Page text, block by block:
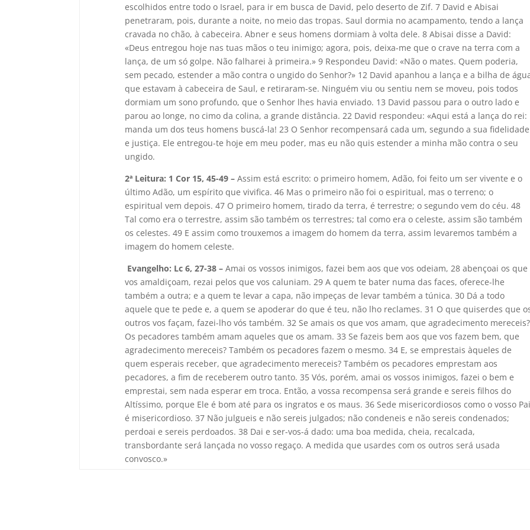
escolhidos entre todo o Israel, para ir em busca de David, pelo deserto de Zif. 7 David e Abisai
penetraram, pois, durante a noite, no meio das tropas. Saul dormia no acampamento, tendo a lança
cravada no chão, à cabeceira. Abner e seus homens dormiam à volta dele. 8 Abisai disse a David:
«Deus entregou hoje nas tuas mãos o teu inimigo; agora, pois, deixa-me que o crave na terra com a
lança, de um só golpe. Não falharei à primeira.» 9 Respondeu David: «Não o mates. Quem poderia,
sem pecado, estender a mão contra o ungido do Senhor?» 12 David apanhou a lança e a bilha de
que estavam à cabeceira de Saul, e retiraram-se. Ninguém viu ou sentiu nem se moveu, pois todos
dormiam um sono profundo, que o Senhor lhes havia enviado. 13 David passou para o outro lado e
parou ao longe, no cimo da colina, a grande distância. 22 David respondeu: «Aqui está a lança do rei:
manda um dos teus homens buscá-la! 23 O Senhor recompensará cada um, segundo a sua fidelidade
e justiça. Ele entregou-te hoje em meu poder, mas eu não quis estender a minha mão contra o seu
ungido.
2ª Leitura: 1 Cor 15, 45-49 – Assim está escrito: o primeiro homem, Adão, foi feito um ser vivente e o
último Adão, um espírito que vivifica. 46 Mas o primeiro não foi o espiritual, mas o terreno; o
espiritual vem depois. 47 O primeiro homem, tirado da terra, é terrestre; o segundo vem do céu. 48
Tal como era o terrestre, assim são também os terrestres; tal como era o celeste, assim são também
os celestes. 49 E assim como trouxemos a imagem do homem da terra, assim levaremos também a
imagem do homem celeste.
Evangelho: Lc 6, 27-38 –Amai os vossos inimigos, fazei bem aos que vos odeiam, 28 abençoai os que
vos amaldiçoam, rezai pelos que vos caluniam. 29 A quem te bater numa das faces, oferece-lhe
também a outra; e a quem te levar a capa, não impeças de levar também a túnica. 30 Dá a todo
aquele que te pede e, a quem se apoderar do que é teu, não lho reclames. 31 O que quiserdes que
outros vos façam, fazei-lho vós também. 32 Se amais os que vos amam, que agradecimento mereceis?
Os pecadores também amam aqueles que os amam. 33 Se fazeis bem aos que vos fazem bem, que
agradecimento mereceis? Também os pecadores fazem o mesmo. 34 E, se emprestais àqueles de
quem esperais receber, que agradecimento mereceis? Também os pecadores emprestam aos
pecadores, a fim de receberem outro tanto. 35 Vós, porém, amai os vossos inimigos, fazei o bem e
emprestai, sem nada esperar em troca. Então, a vossa recompensa será grande e sereis filhos do
Altíssimo, porque Ele é bom até para os ingratos e os maus. 36 Sede misericordiosos como o vosso
é misericordioso. 37 Não julgueis e não sereis julgados; não condeneis e não sereis condenados;
perdoai e sereis perdoados. 38 Dai e ser-vos-á dado: uma boa medida, cheia, recalcada,
transbordante será lançada no vosso regaço. A medida que usardes com os outros será usada
convosco.»